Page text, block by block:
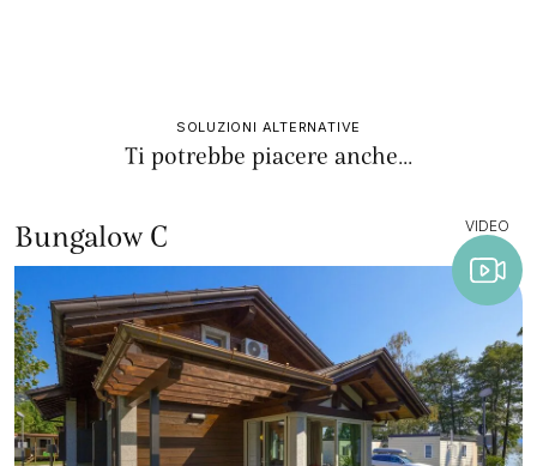
SOLUZIONI ALTERNATIVE
Ti potrebbe piacere anche...
Bungalow C VIDEO